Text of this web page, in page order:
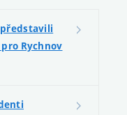
Rychnov